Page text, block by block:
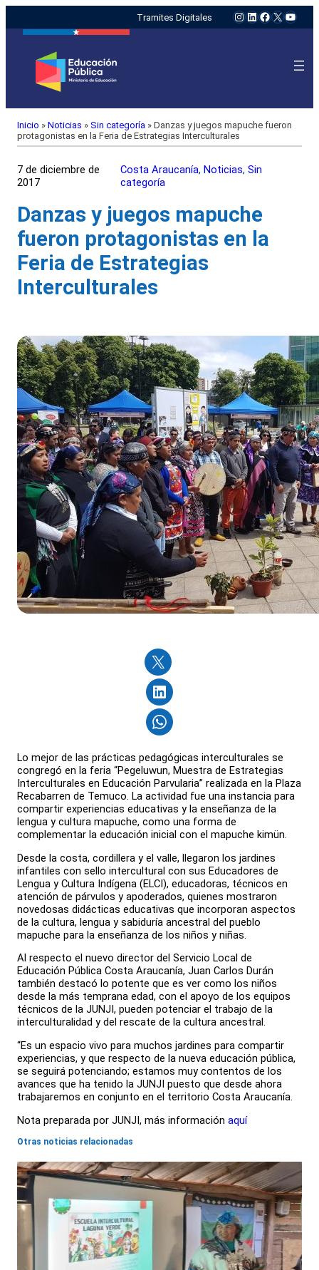
Tramites Digitales Instagram
LinkedIn
Facebook
X
Inicio » Noticias » Sin categoría » Danzas y juegos mapuche fueron
protagonistas en la Feria de Estrategias Interculturales
7 de diciembre de
2017
Costa Araucanía, Noticias, Sin
categoría
Danzas y juegos mapuche
fueron protagonistas en la
Feria de Estrategias
Interculturales
Lo mejor de las prácticas pedagógicas interculturales se
congregó en la feria “Pegeluwun, Muestra de Estrategias
Interculturales en Educación Parvularia” realizada en la Plaza
Recabarren de Temuco. La actividad fue una instancia para
compartir experiencias educativas y la enseñanza de la
lengua y cultura mapuche, como una forma de
complementar la educación inicial con el mapuche kimün.
Desde la costa, cordillera y el valle, llegaron los jardines
infantiles con sello intercultural con sus Educadores de
Lengua y Cultura Indígena (ELCI), educadoras, técnicos en
atención de párvulos y apoderados, quienes mostraron
novedosas didácticas educativas que incorporan aspectos
de la cultura, lengua y sabiduría ancestral del pueblo
mapuche para la enseñanza de los niños y niñas.
Al respecto el nuevo director del Servicio Local de
Educación Pública Costa Araucanía, Juan Carlos Durán
también destacó lo potente que es ver como los niños
desde la más temprana edad, con el apoyo de los equipos
técnicos de la JUNJI, pueden potenciar el trabajo de la
interculturalidad y del rescate de la cultura ancestral.
“Es un espacio vivo para muchos jardines para compartir
experiencias, y que respecto de la nueva educación pública,
se seguirá potenciando; estamos muy contentos de los
avances que ha tenido la JUNJI puesto que desde ahora
trabajaremos en conjunto en el territorio Costa Araucanía.
Nota preparada por JUNJI, más información aquí
Otras noticias relacionadas